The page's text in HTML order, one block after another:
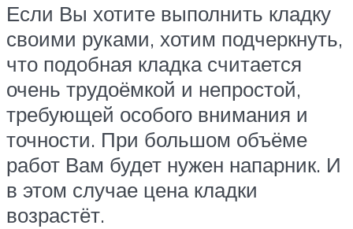
Если Вы хотите выполнить кладку
своими руками, хотим подчеркнуть,
что подобная кладка считается
очень трудоёмкой и непростой,
требующей особого внимания и
точности. При большом объёме
работ Вам будет нужен напарник. И
в этом случае цена кладки
возрастёт.